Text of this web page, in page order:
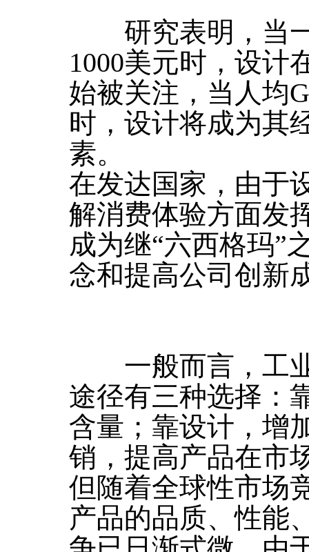
研究表明，当一
1000美元时，设计
始被关注，当人均
时，设计将成为其
素。
在发达国家，由于
解消费体验方面发
成为继“六西格玛”
念和提高公司创新
一般而言，工业
途径有三种选择：
含量；靠设计，增
销，提高产品在市
但随着全球性市场
产品的品质、性能